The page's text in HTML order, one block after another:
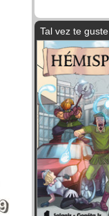
Tal vez te guste